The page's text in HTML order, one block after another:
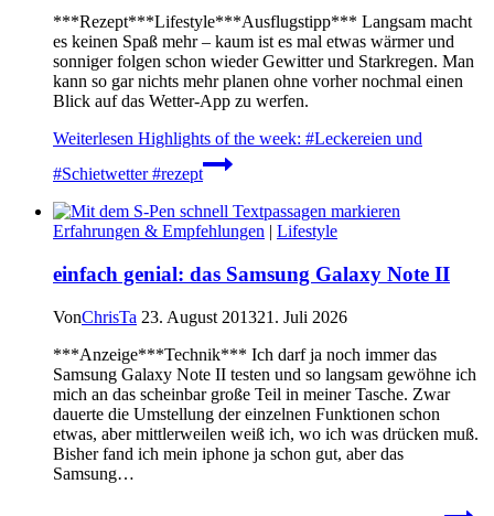
***Rezept***Lifestyle***Ausflugstipp*** Langsam macht
es keinen Spaß mehr – kaum ist es mal etwas wärmer und
sonniger folgen schon wieder Gewitter und Starkregen. Man
kann so gar nichts mehr planen ohne vorher nochmal einen
Blick auf das Wetter-App zu werfen.
Weiterlesen Highlights of the week: #Leckereien und
#Schietwetter #rezept
Erfahrungen & Empfehlungen | Lifestyle
einfach genial: das Samsung Galaxy Note II
VonChrisTa 23. August 201321. Juli 2026
***Anzeige***Technik*** Ich darf ja noch immer das
Samsung Galaxy Note II testen und so langsam gewöhne ich
mich an das scheinbar große Teil in meiner Tasche. Zwar
dauerte die Umstellung der einzelnen Funktionen schon
etwas, aber mittlerweilen weiß ich, wo ich was drücken muß.
Bisher fand ich mein iphone ja schon gut, aber das
Samsung…